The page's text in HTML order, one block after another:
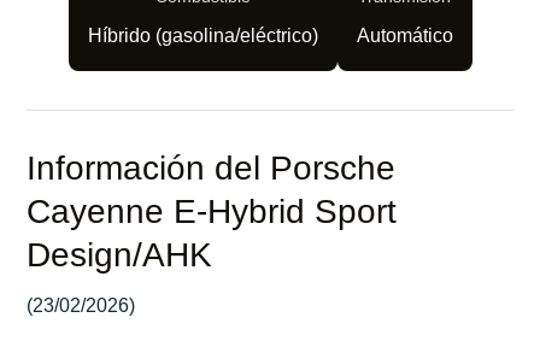
Híbrido (gasolina/eléctrico) Automático
Información del Porsche
Cayenne E-Hybrid Sport
Design/AHK
(23/02/2026)